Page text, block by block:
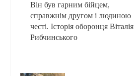
Він був гарним бійцем,
справжнім другом і людиною
честі. Історія оборонця Віталія
Рибчинського